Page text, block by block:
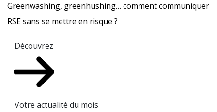
Greenwashing, greenhushing… comment communiquer
RSE sans se mettre en risque ?
Découvrez
Votre actualité du mois